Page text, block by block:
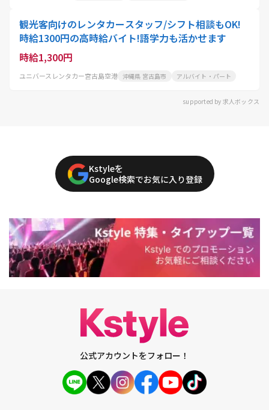
観光客向けのレンタカースタッフ/シフト相談もOK!
時給1300円の高時給バイト!語学力も活かせます
時給1,300円
ユニバースレンタカー宮古島空港 沖縄県 宮古島市 アルバイト・パート
supported by 求人ボックス
Kstyleを
Google検索でお気に入り登録
公式アカウントをフォロー！